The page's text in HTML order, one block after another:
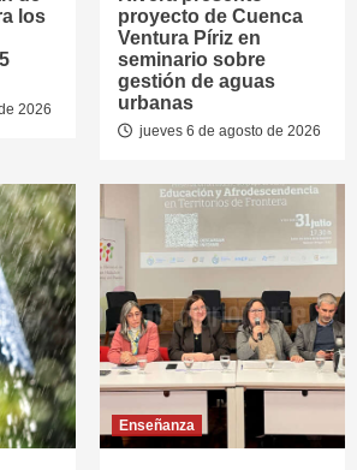
los
2026
proyecto de Cuenca
Ventura Píriz en
seminario sobre
gestión de aguas
urbanas
jueves 6 de agosto de 2026
Enseñanza